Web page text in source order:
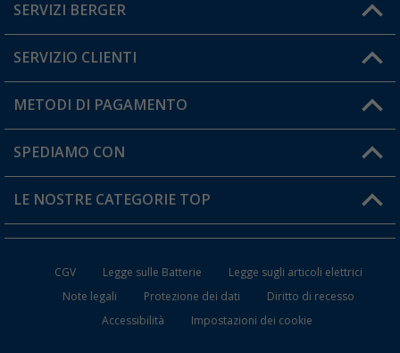
Hai una domanda?
SERVIZI BERGER
Diventare rivenditori
Il mio Account
Carta fedeltà Berger
SERVIZIO CLIENTI
Informazioni sulla spedizione
Resi
FAQ e Contatti
METODI DI PAGAMENTO
SPEDIAMO CON
LE NOSTRE CATEGORIE TOP
Mobili per il Campeggio
CGV Legge sulle Batterie
Legge sugli articoli elettrici
Note legali
Protezione dei dati
Diritto di recesso
Accessibilità
Impostazioni dei cookie